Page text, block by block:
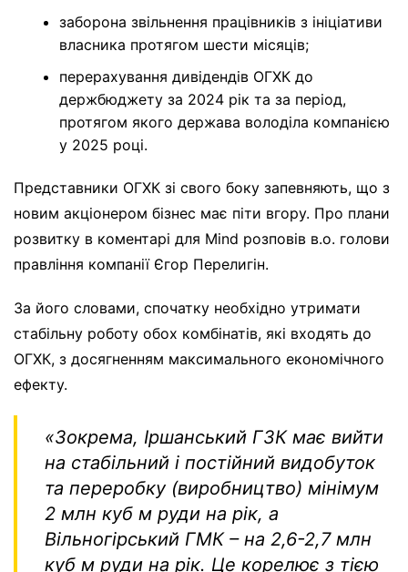
заборона звільнення працівників з ініціативи
власника протягом шести місяців;
перерахування дивідендів ОГХК до
держбюджету за 2024 рік та за період,
протягом якого держава володіла компанією
у 2025 році.
Представники ОГХК зі свого боку запевняють, що з
новим акціонером бізнес має піти вгору. Про плани
розвитку в коментарі для Mind розповів в.о. голови
правління компанії Єгор Перелигін.
За його словами, спочатку необхідно утримати
стабільну роботу обох комбінатів, які входять до
ОГХК, з досягненням максимального економічного
ефекту.
«Зокрема, Іршанський ГЗК має вийти
на стабільний і постійний видобуток
та переробку (виробництво) мінімум
2 млн куб м руди на рік, а
Вільногірський ГМК – на 2,6-2,7 млн
куб м руди на рік. Це корелює з тією